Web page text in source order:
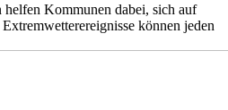
helfen Kommunen dabei, sich auf
können jeden